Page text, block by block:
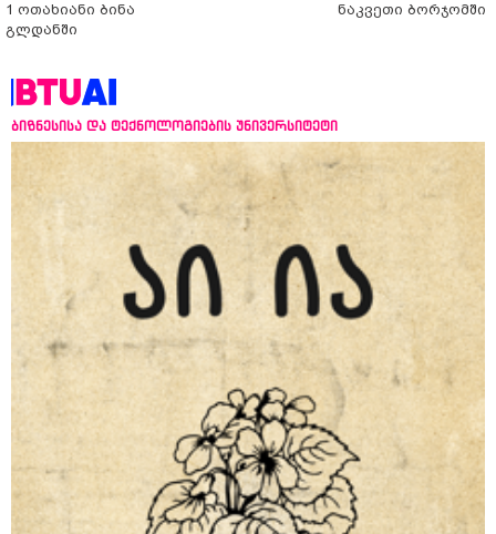
1 ოთახიანი ბინა
გლდანში
ნაკვეთი ბორჯომში
ბიზნესისა და ტექნოლოგიების უნივერსიტეტი